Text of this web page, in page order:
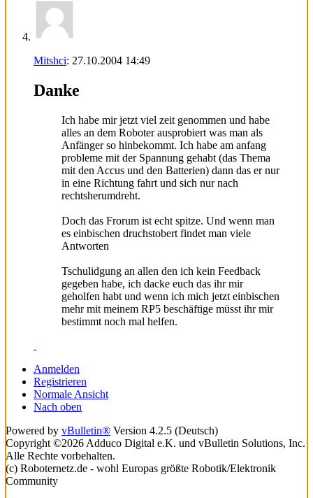
Mitshci: 27.10.2004 14:49
Danke
Ich habe mir jetzt viel zeit genommen und habe
alles an dem Roboter ausprobiert was man als
Anfänger so hinbekommt. Ich habe am anfang
probleme mit der Spannung gehabt (das Thema
mit den Accus und den Batterien) dann das er nur
in eine Richtung fahrt und sich nur nach
rechtsherumdreht.
Doch das Frorum ist echt spitze. Und wenn man
es einbischen druchstobert findet man viele
Antworten
Tschulidgung an allen den ich kein Feedback
gegeben habe, ich dacke euch das ihr mir
geholfen habt und wenn ich mich jetzt einbischen
mehr mit meinem RP5 beschäftige müsst ihr mir
bestimmt noch mal helfen.
Anmelden
Registrieren
Normale Ansicht
Nach oben
Powered by vBulletin® Version 4.2.5 (Deutsch)
Copyright ©2026 Adduco Digital e.K. und vBulletin Solutions, Inc.
Alle Rechte vorbehalten.
(c) Roboternetz.de - wohl Europas größte Robotik/Elektronik
Community